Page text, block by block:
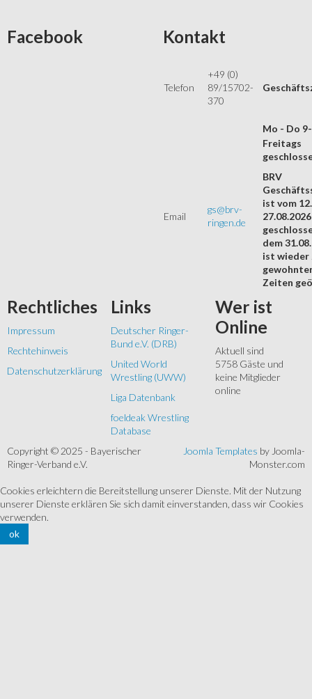
Facebook Kontakt
Telefon
+49 (0)
89/15702-
370
Mo - Do
Email
gs@brv-
ringen.de
Freitags
BRV
ist vom
27.08.2026
dem
ist wieder
Zeiten
Rechtliches
Impressum
Rechtehinweis
Datenschutzerklärung
Links
Deutscher Ringer-
Bund e.V. (DRB)
United World
Wrestling (UWW)
Liga Datenbank
foeldeak Wrestling
Database
Wer ist
Online
Aktuell sind
5758 Gäste und
keine Mitglieder
online
Copyright © 2025 - Bayerischer
Ringer-Verband e.V.
Joomla Templates by Joomla-
Monster.com
Cookies erleichtern die Bereitstellung unserer Dienste. Mit der Nutzung
unserer Dienste erklären Sie sich damit einverstanden, dass wir Cookies
verwenden.
ok